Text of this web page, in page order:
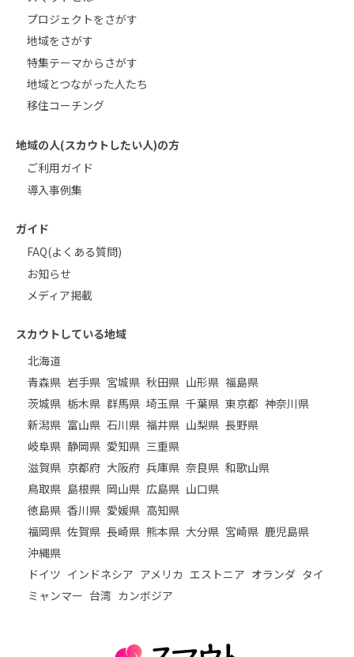
プロジェクトをさがす
地域をさがす
特集テーマからさがす
地域とつながった人たち
移住コーチング
地域の人(スカウトしたい人)の方
ご利用ガイド
導入事例集
ガイド
FAQ(よくある質問)
お知らせ
メディア掲載
スカウトしている地域
北海道
青森県 岩手県 宮城県 秋田県 山形県 福島県
茨城県 栃木県 群馬県 埼玉県 千葉県 東京都 神奈川県
新潟県 富山県 石川県 福井県 山梨県 長野県
岐阜県 静岡県 愛知県 三重県
滋賀県 京都府 大阪府 兵庫県 奈良県 和歌山県
鳥取県 島根県 岡山県 広島県 山口県
徳島県 香川県 愛媛県 高知県
福岡県 佐賀県 長崎県 熊本県 大分県 宮崎県 鹿児島県
沖縄県
ドイツ インドネシア アメリカ エストニア オランダ タイ
ミャンマー 台湾 カンボジア